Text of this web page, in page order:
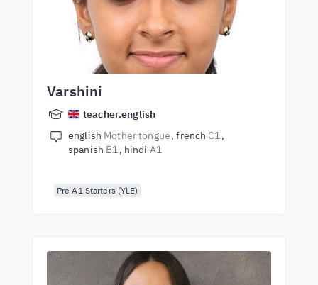
Varshini
teacher.english
english Mother tongue french C1
spanish B1 hindi A1
Pre A1 Starters (YLE)